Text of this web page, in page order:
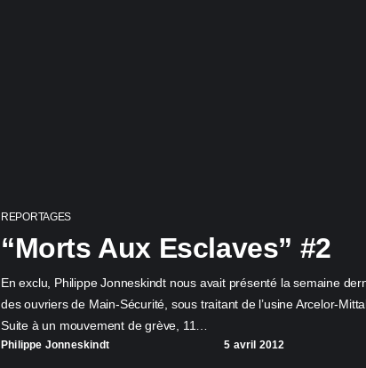
REPORTAGES
“Morts Aux Esclaves” #2
En exclu, Philippe Jonneskindt nous avait présenté la semaine
des ouvriers de Main-Sécurité, sous traitant de l’usine Arcelor-
Suite à un mouvement de grève, 11…
Philippe Jonneskindt 5 avril 2012